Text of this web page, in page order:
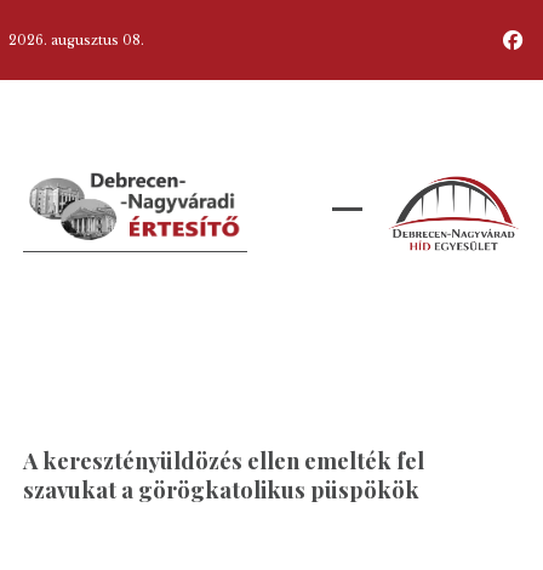
2026. augusztus 08.
A keresztényüldözés ellen emelték fel
szavukat a görögkatolikus püspökök